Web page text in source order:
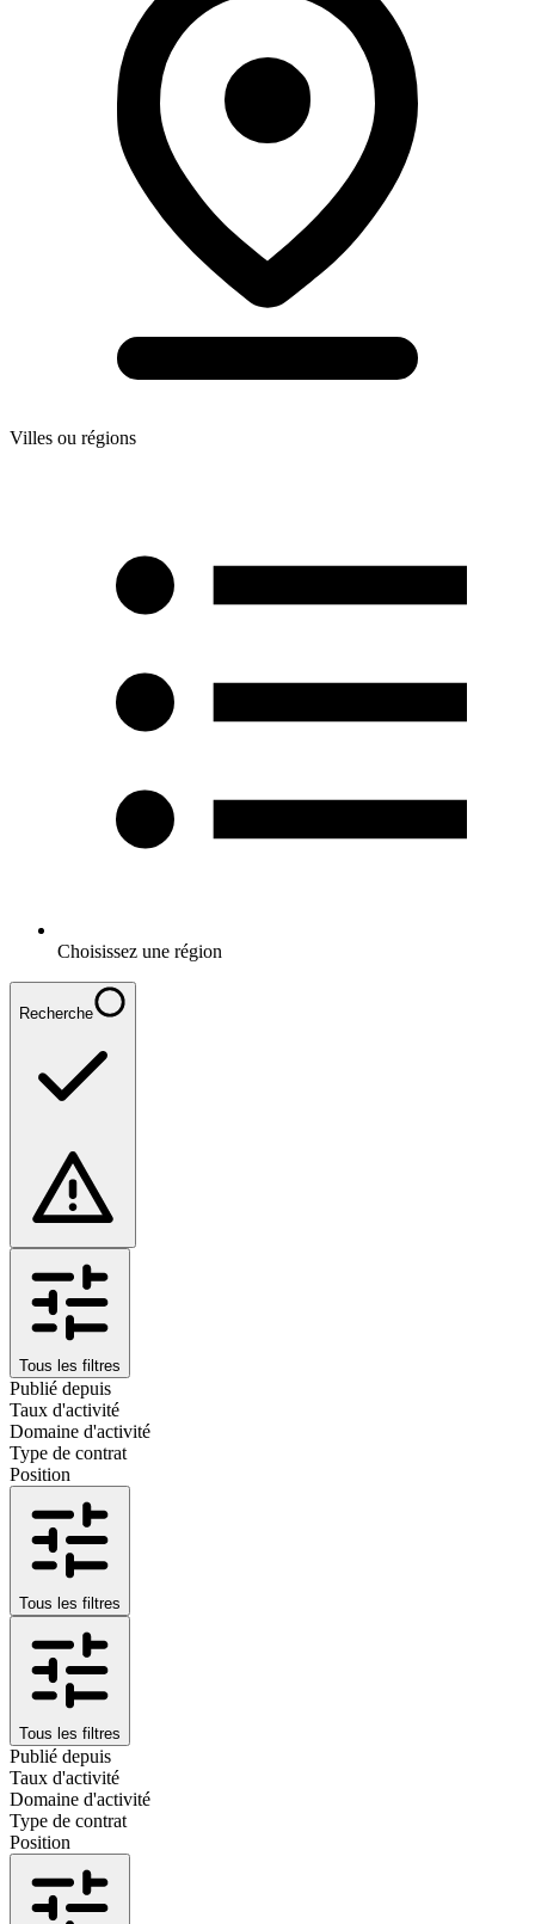
Villes ou régions
Choisissez une région
Recherche
Tous les filtres
Publié depuis
Taux d'activité
Domaine d'activité
Type de contrat
Position
Tous les filtres
Tous les filtres
Publié depuis
Taux d'activité
Domaine d'activité
Type de contrat
Position